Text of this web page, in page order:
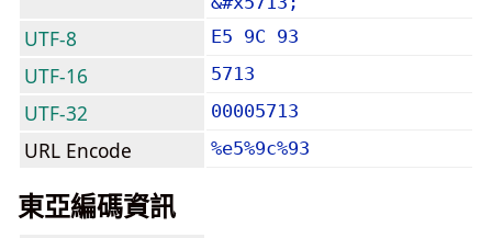
UTF-8 E5 9C 93
UTF-16 5713
UTF-32 00005713
URL Encode %e5%9c%93
東亞編碼資訊